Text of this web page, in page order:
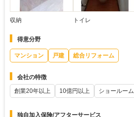
収納 トイレ
得意分野
マンション 戸建 総合リフォーム
会社の特徴
創業20年以上
10億円以上 ショールーム
独自加入保険/アフターサービス